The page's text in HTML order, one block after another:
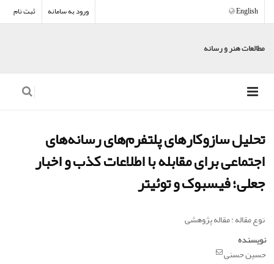
ورود به سامانه ثبت نام English
مطالعات هنر و رسانه
تحلیل سازوکارهای پلتفرم‌های رسانه‌های
اجتماعی برای مقابله با اطلاعات کذب و اخبار
جعلی؛ فیسبوک و توئیتر
نوع مقاله : مقاله پژوهشی
نویسنده
حسین حسنی